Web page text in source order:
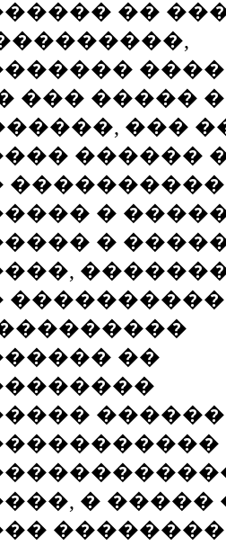
��
��� �����
���
������
�
�
��
� �����